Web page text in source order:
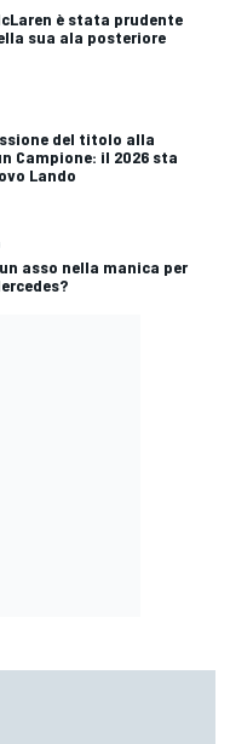
è stata prudente
sua ala posteriore
del titolo alla
Campione: il 2026 sta
Lando
asso nella manica per